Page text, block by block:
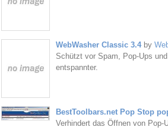
WebWasher Classic 3.4by
Schützt vor Spam, Pop-Ups
entspannter.
BestToolbars.net Pop Stop
Verhindert das Öffnen von Pop-